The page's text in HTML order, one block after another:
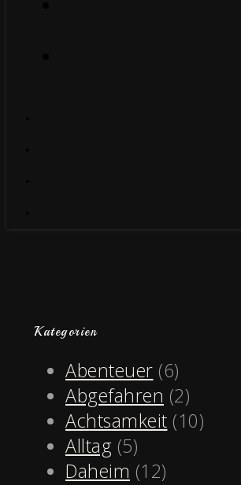
Kategorien
Abenteuer (6)
Abgefahren (2)
Achtsamkeit (10)
Alltag (5)
Daheim (12)